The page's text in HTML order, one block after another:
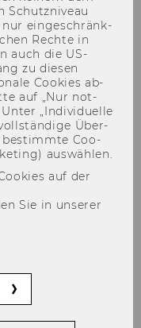
nur auf
Schutz­ni­veau
nur ein­ge­schränk­
Rech­te in
auch die US-​
zu die­sen
Coo­kies ab­
auf „Nur not­
„In­di­vi­du­el­le
Über­
be­stimm­te Coo­
aus­wäh­len.
auf der
Sie in unserer